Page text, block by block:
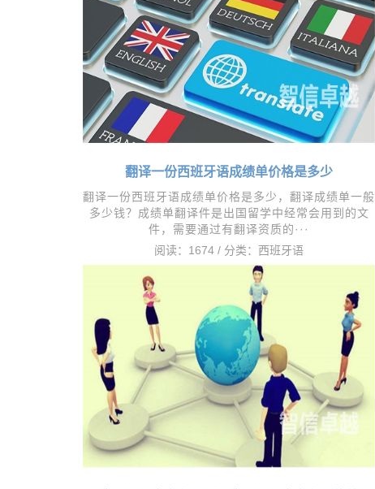
翻译一份西班牙语成绩单价格是多少
翻译一份西班牙语成绩单价格是多少，​翻译成绩单一般
多少钱？成绩单翻译件是出国留学中经常会用到的文
件，需要通过有翻译资质的···
阅读：1674 / 分类： 西班牙语